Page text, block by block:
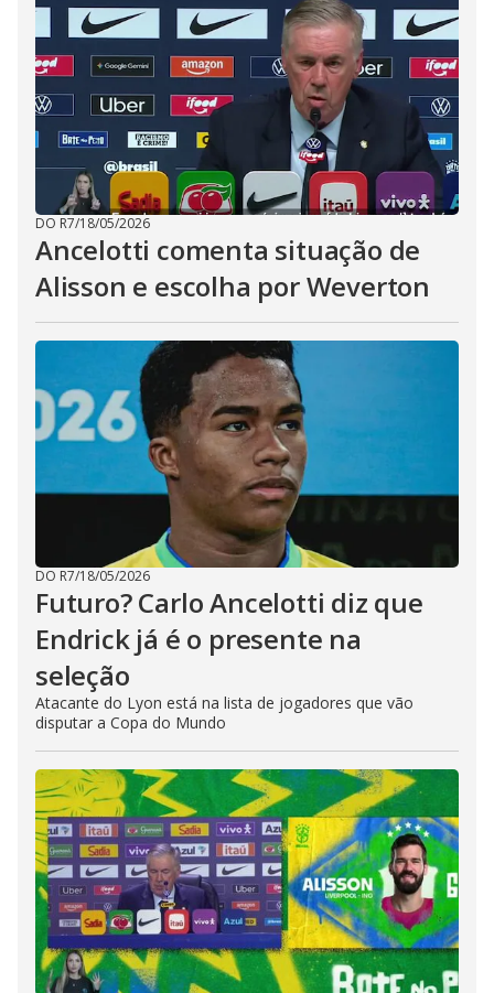
DO R7/18/05/2026
Ancelotti comenta situação de
Alisson e escolha por Weverton
DO R7/18/05/2026
Futuro? Carlo Ancelotti diz que
Endrick já é o presente na
seleção
Atacante do Lyon está na lista de jogadores que vão
disputar a Copa do Mundo